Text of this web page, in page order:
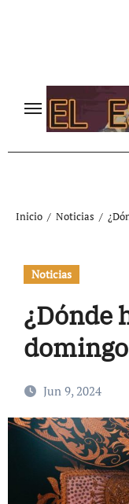
Inicio Noticias
Noticias
¿Dónde
Jun 9, 2024